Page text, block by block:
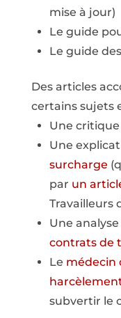
mise à jour)
Le guide
Le guide des
Des articles
certains sujets
Une critique
Une
surcharge
par un
Travailleurs
Une
contrats de
Le médecin
subvertir le